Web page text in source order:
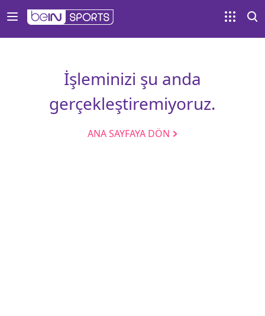
İşleminizi şu anda
gerçekleştiremiyoruz.
ANA SAYFAYA DÖN